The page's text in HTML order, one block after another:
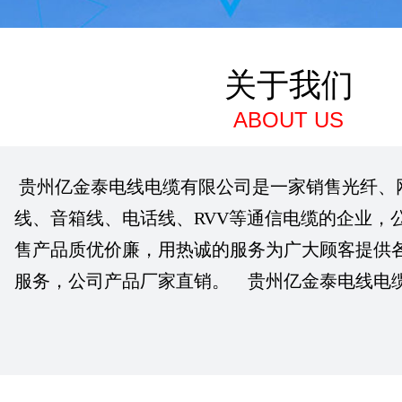
ABOUT US
贵州亿金泰电线电缆有限公司是一家销售光纤
线、音箱线、电话线、RVV等通信电缆的企业，
售产品质优价廉，用热诚的服务为广大顾客提供
服务，公司产品厂家直销。 贵州亿金泰电线电
关于我们